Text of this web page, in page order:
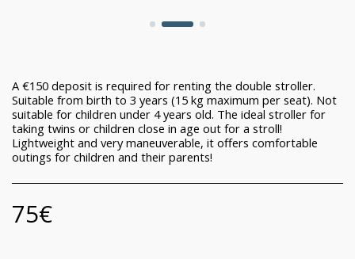
A €150 deposit is required for renting the double stroller.
Suitable from birth to 3 years (15 kg maximum per seat). Not
suitable for children under 4 years old. The ideal stroller for
taking twins or children close in age out for a stroll!
Lightweight and very maneuverable, it offers comfortable
outings for children and their parents!
75€